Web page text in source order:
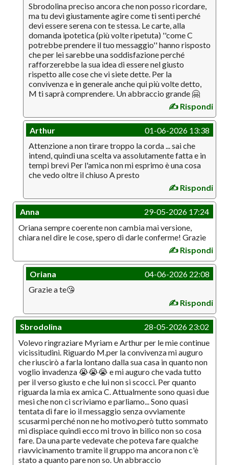
Sbrodolina preciso ancora che non posso ricordare,
ma tu devi giustamente agire come ti senti perché
devi essere serena con te stessa. Le carte, alla
domanda ipotetica (più volte ripetuta) ''come C
potrebbe prendere il tuo messaggio'' hanno risposto
che per lei sarebbe una soddisfazione perché
rafforzerebbe la sua idea di essere nel giusto
rispetto alle cose che vi siete dette. Per la
convivenza e in generale anche qui più volte detto,
M ti saprà comprendere. Un abbraccio grande 🤗
✍️ Rispondi
Arthur
01-06-2026 13:38
Attenzione a non tirare troppo la corda ... sai che
intend, quindi una scelta va assolutamente fatta e in
tempi brevi Per l'amica non mi esprimo è una cosa
che vedo oltre il chiuso A presto
✍️ Rispondi
Anna
29-05-2026 17:24
Oriana sempre coerente non cambia mai versione,
chiara nel dire le cose, spero di darle conferme! Grazie
✍️ Rispondi
Oriana
04-06-2026 22:08
Grazie a te😘
✍️ Rispondi
Sbrodolina
28-05-2026 23:02
Volevo ringraziare Myriam e Arthur per le mie continue
vicissitudini. Riguardo M.per la convivenza mi auguro
che riuscirò a farla lontano dalla sua casa in quanto non
voglio invadenza 😭😭😭 e mi auguro che vada tutto
per il verso giusto e che lui non si scocci. Per quanto
riguarda la mia ex amica C. Attualmente sono quasi due
mesi che non ci scriviamo e parliamo... Sono quasi
tentata di fare io il messaggio senza ovviamente
scusarmi perché non ne ho motivo,però tutto sommato
mi dispiace quindi ecco mi trovo in bilico non so cosa
fare. Da una parte vedevate che poteva fare qualche
riavvicinamento tramite il gruppo ma ancora non c'è
stato a quanto pare non so. Un abbraccio